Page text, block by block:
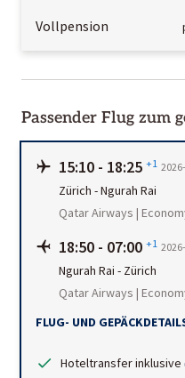
Vollpension
Passender Flug zum
15:10 - 18:25 +1
Zürich -Ngurah Rai
Qatar Airways |
18:50 - 07:00 +1
Ngurah Rai - Zürich
Qatar Airways |
FLUG- UND
Hoteltransfer inklusive